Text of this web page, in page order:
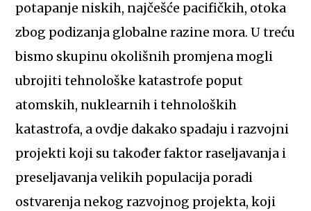
potapanje niskih, najčešće pacifičkih, otoka
zbog podizanja globalne razine mora. U treću
bismo skupinu okolišnih promjena mogli
ubrojiti tehnološke katastrofe poput
atomskih, nuklearnih i tehnoloških
katastrofa, a ovdje dakako spadaju i razvojni
projekti koji su također faktor raseljavanja i
preseljavanja velikih populacija poradi
ostvarenja nekog razvojnog projekta, koji